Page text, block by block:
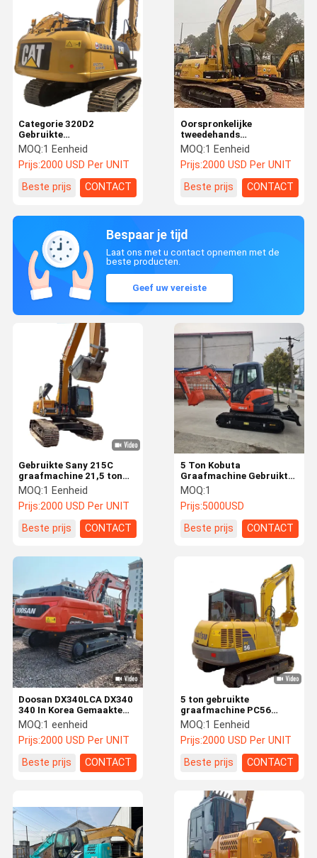
Categorie 320D2
Gebruikte
graafmachineapparatuur
CAT 320 320D Gebruikte
kruipergraafmachines
MOQ:1 Eenheid
Prijs:2000 USD Per UNIT
Beste prijs
CONTACT
Oorspronkelijke
tweedehands
graafmachine voor
kruipen Gebruikte
graafmachine CAT 315D
MOQ:1 Eenheid
Prijs:2000 USD Per UNIT
Beste prijs
CONTACT
Bespaar je tijd
Laat ons met u contact opnemen met de
beste producten.
Geef uw vereiste
5 Ton Kobuta
Graafmachine Gebruikte
Staat Kleine Capaciteit
Rupsgraafmachine
Gemaakt In Japan
MOQ:1
Prijs:5000USD
Beste prijs
CONTACT
Gebruikte Sany 215C
graafmachine 21,5 ton
tweedehands Sany
Crawler graafmachine
MOQ:1 Eenheid
Prijs:2000 USD Per UNIT
Beste prijs
CONTACT
5 ton gebruikte
graafmachine PC56
Komatsu Crawler
Graafmachine Komatsu
PC56-7
MOQ:1 Eenheid
Prijs:2000 USD Per UNIT
Beste prijs
CONTACT
Doosan DX340LCA DX340
340 In Korea Gemaakte
Graafmachine / Doosan
34 T 34ton 34 Ton
Tweedehands
Rupsgraafmachine Te
Koop
MOQ:1 eenheid
Prijs:2000 USD Per UNIT
Beste prijs
CONTACT